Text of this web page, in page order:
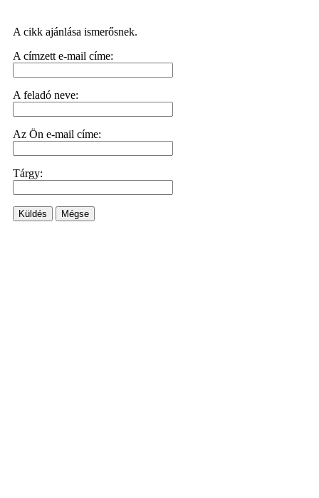
A cikk ajánlása ismerősnek.
A címzett e-mail címe:
A feladó neve:
Az Ön e-mail címe:
Tárgy:
Küldés Mégse